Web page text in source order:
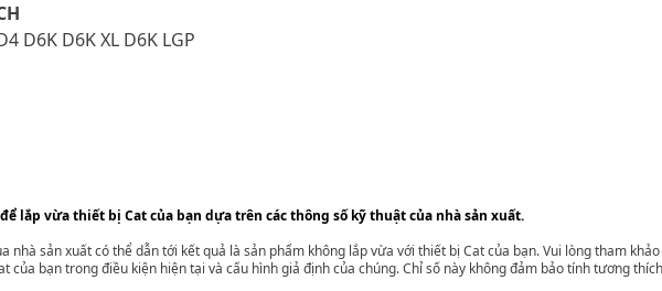
D6K D6K XL D6K LGP
lắp vừa thiết bị Cat của bạn dựa trên các thông số kỹ thuật của nhà sản xuất.
nhà sản xuất có thể dẫn tới kết quả là sản phẩm không lắp vừa với thiết bị Cat của bạn. Vui lòng tham
của bạn trong điều kiện hiện tại và cấu hình giả định của chúng. Chỉ số này không đảm bảo tính tương